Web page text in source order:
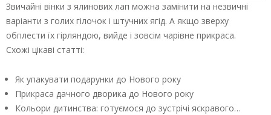
Звичайні вінки з ялинових лап можна замінити на незвичні
варіанти з голих гілочок і штучних ягід. А якщо зверху
обплести їх гірляндою, вийде і зовсім чарівне прикраса.
Схожі цікаві статті:
Як упакувати подарунки до Нового року
Прикраса дачного дворика до Нового року
Кольори дитинства: готуємося до зустрічі яскравого…